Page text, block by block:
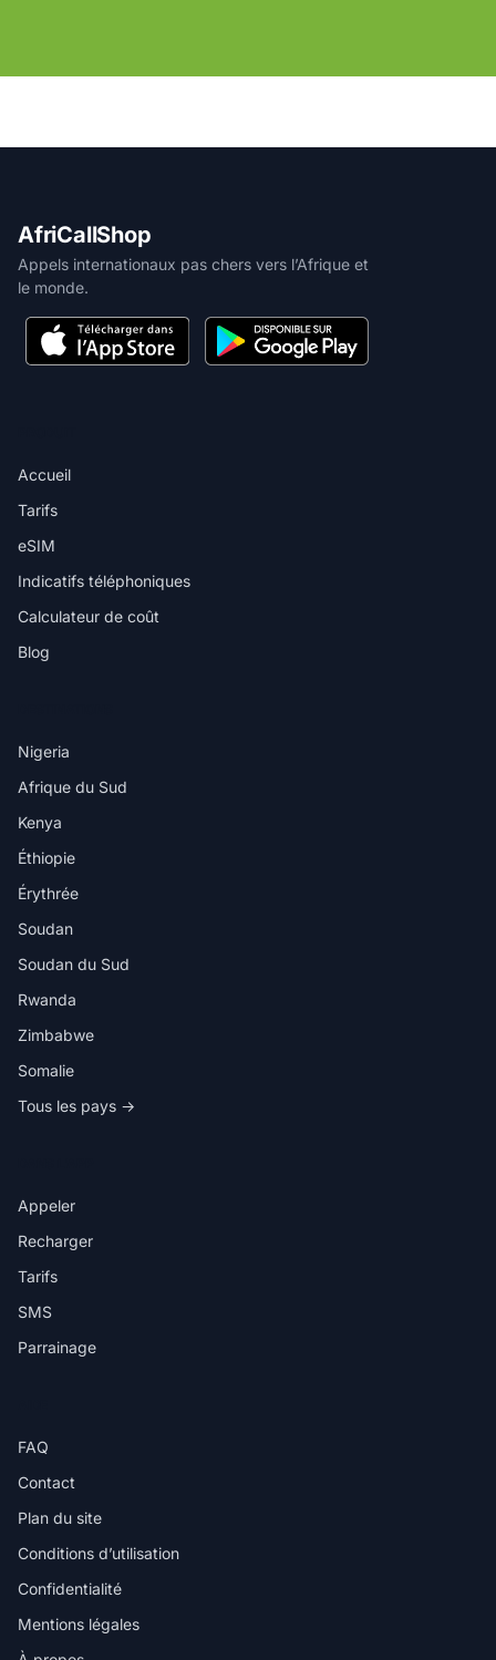
AfriCallShop
Appels internationaux pas chers vers l’Afrique et
le monde.
Accueil
Tarifs
eSIM
Indicatifs téléphoniques
Calculateur de coût
Blog
Nigeria
Afrique du Sud
Kenya
Éthiopie
Érythrée
Soudan
Soudan du Sud
Rwanda
Zimbabwe
Somalie
Tous les pays →
Appeler
Recharger
Tarifs
SMS
Parrainage
FAQ
Contact
Plan du site
Conditions d’utilisation
Confidentialité
Mentions légales